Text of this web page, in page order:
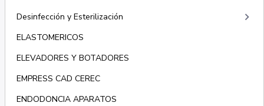
Desinfección y Esterilización keyboard_arrow_right
ELASTOMERICOS
ELEVADORES Y BOTADORES
EMPRESS CAD CEREC
ENDODONCIA APARATOS